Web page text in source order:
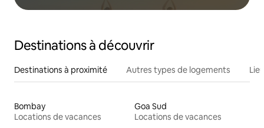
Destinations à découvrir
Destinations à proximité Autres types de logements
Bombay
Locations de vacances
Goa Sud
Locations de vacances